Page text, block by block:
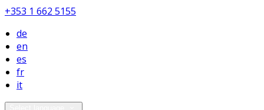
+353 1 662 5155
de
en
es
fr
it